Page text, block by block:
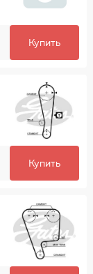
Купить
Купить